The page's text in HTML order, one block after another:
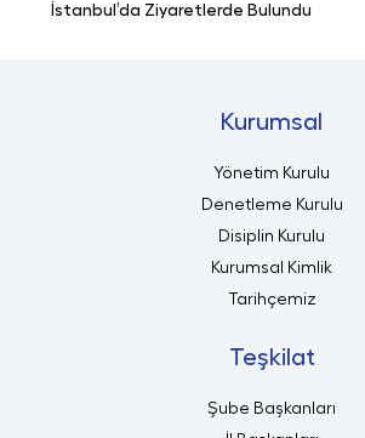
İstanbul’da Ziyaretlerde Bulundu
Kurumsal
Yönetim Kurulu
Denetleme Kurulu
Disiplin Kurulu
Kurumsal Kimlik
Tarihçemiz
Teşkilat
Şube Başkanları